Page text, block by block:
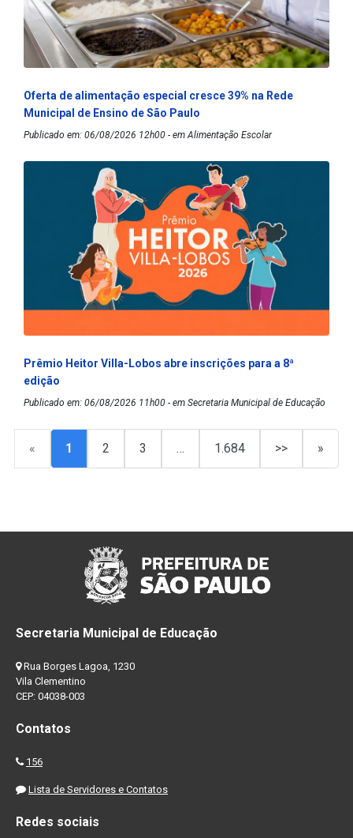
Oferta de alimentação especial cresce 39% na Rede
Municipal de Ensino de São Paulo
Publicado em: 06/08/2026 12h00 - em Alimentação Escolar
Prêmio Heitor Villa-Lobos abre inscrições para a 8ª
edição
Publicado em: 06/08/2026 11h00 - em Secretaria Municipal de Educação
« 1 2 3 … 1.684 >> »
Secretaria Municipal de Educação
Rua Borges Lagoa, 1230
Vila Clementino
CEP: 04038-003
Contatos
156
Lista de Servidores e Contatos
Redes sociais